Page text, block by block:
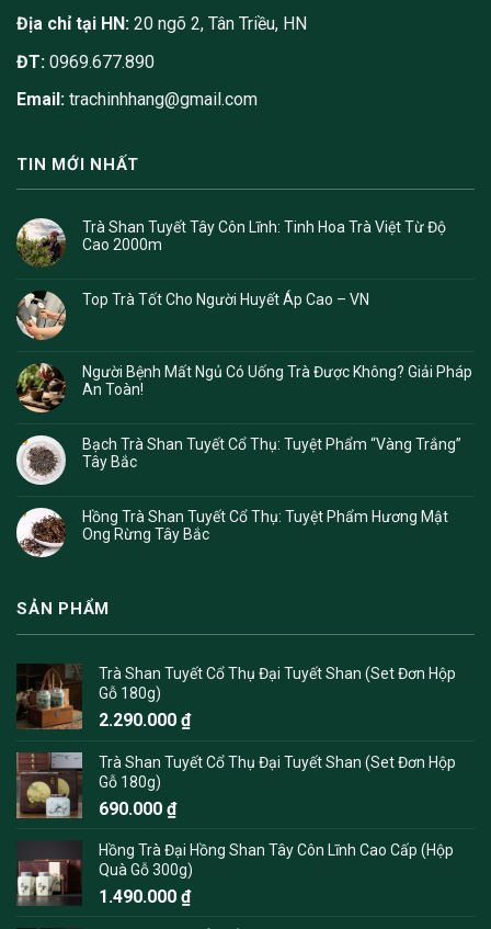
Địa chỉ tại HN: 20 ngõ 2, Tân Triều, HN
ĐT: 0969.677.890
Email: trachinhhang@gmail.com
TIN MỚI NHẤT
Trà Shan Tuyết Tây Côn Lĩnh: Tinh Hoa Trà Việt Từ Độ
Cao 2000m
Top Trà Tốt Cho Người Huyết Áp Cao – VN
Người Bệnh Mất Ngủ Có Uống Trà Được Không? Giải Pháp
An Toàn!
Bạch Trà Shan Tuyết Cổ Thụ: Tuyệt Phẩm “Vàng Trắng”
Tây Bắc
Hồng Trà Shan Tuyết Cổ Thụ: Tuyệt Phẩm Hương Mật
Ong Rừng Tây Bắc
SẢN PHẨM
Trà Shan Tuyết Cổ Thụ Đại Tuyết Shan (Set Đơn Hộp
Gỗ 180g)
2.290.000 ₫
Trà Shan Tuyết Cổ Thụ Đại Tuyết Shan (Set Đơn Hộp
Gỗ 180g)
690.000 ₫
Hồng Trà Đại Hồng Shan Tây Côn Lĩnh Cao Cấp (Hộp
Quà Gỗ 300g)
1.490.000 ₫